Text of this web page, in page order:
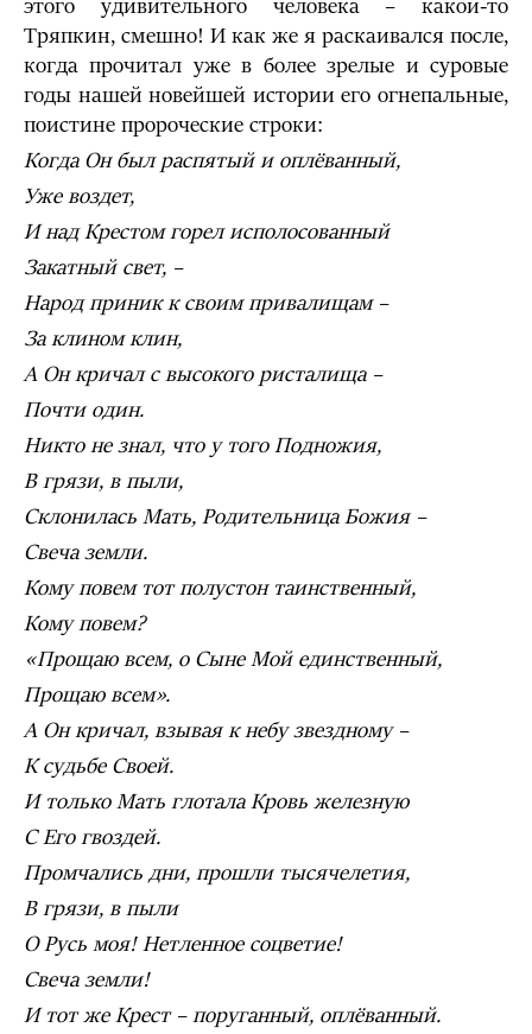
этого удивительного человека – какой-то
Тряпкин, смешно! И как же я раскаивался после,
когда прочитал уже в более зрелые и суровые
годы нашей новейшей истории его огнепальные,
поистине пророческие строки:
Когда Он был распятый и оплёванный,
Уже воздет,
И над Крестом горел исполосованный
Закатный свет, –
Народ приник к своим привалищам –
За клином клин,
А Он кричал с высокого ристалища –
Почти один.
Никто не знал, что у того Подножия,
В грязи, в пыли,
Склонилась Мать, Родительница Божия –
Свеча земли.
Кому повем тот полустон таинственный,
Кому повем?
«Прощаю всем, о Сыне Мой единственный,
Прощаю всем».
А Он кричал, взывая к небу звездному –
К судьбе Своей.
И только Мать глотала Кровь железную
С Его гвоздей.
Промчались дни, прошли тысячелетия,
В грязи, в пыли
О Русь моя! Нетленное соцветие!
Свеча земли!
И тот же Крест – поруганный, оплёванный.